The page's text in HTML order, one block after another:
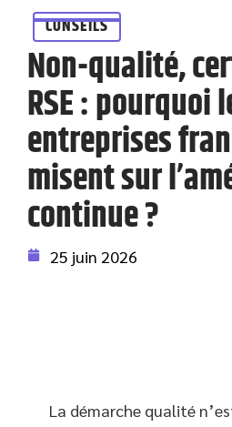
CONSEILS
Non-qualité,
RSE : pourquoi
entreprises
misent sur
continue ?
25 juin 2026
La démarche qualité